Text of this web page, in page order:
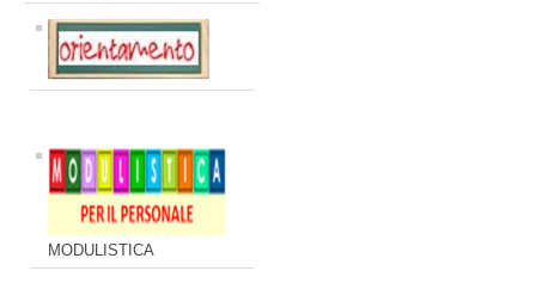
MODULISTICA